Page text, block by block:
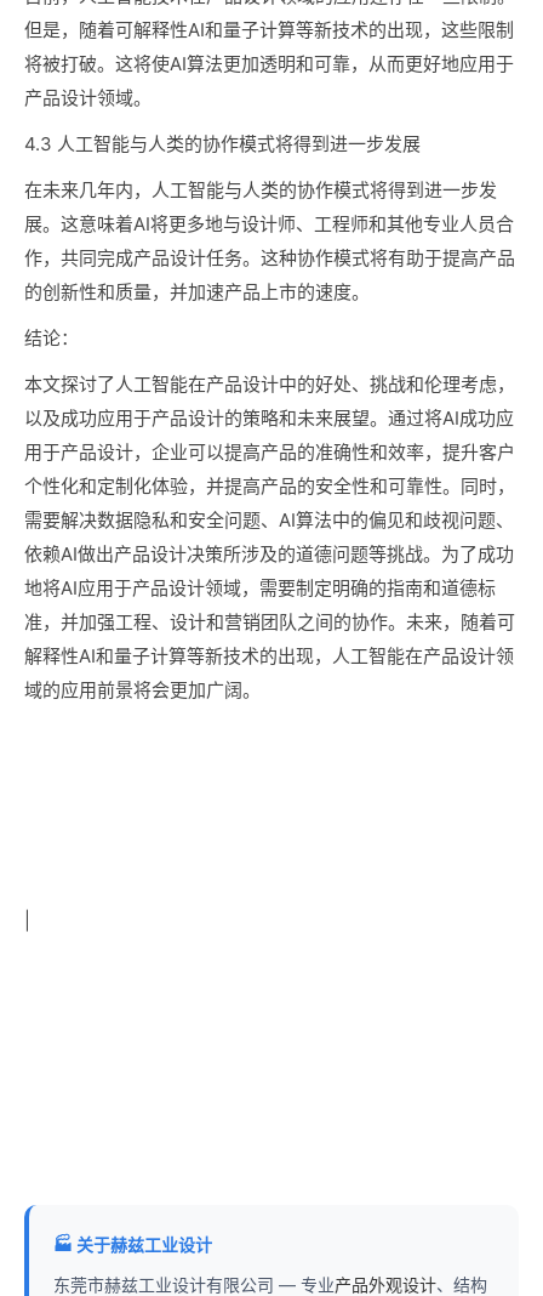
但是，随着可解释性AI和量子计算等新技术的出现，这些限制
将被打破。这将使AI算法更加透明和可靠，从而更好地应用于
产品设计领域。
4.3 人工智能与人类的协作模式将得到进一步发展
在未来几年内，人工智能与人类的协作模式将得到进一步发
展。这意味着AI将更多地与设计师、工程师和其他专业人员合
作，共同完成产品设计任务。这种协作模式将有助于提高产品
的创新性和质量，并加速产品上市的速度。
结论：
本文探讨了人工智能在产品设计中的好处、挑战和伦理考虑，
以及成功应用于产品设计的策略和未来展望。通过将AI成功应
用于产品设计，企业可以提高产品的准确性和效率，提升客户
个性化和定制化体验，并提高产品的安全性和可靠性。同时，
需要解决数据隐私和安全问题、AI算法中的偏见和歧视问题、
依赖AI做出产品设计决策所涉及的道德问题等挑战。为了成功
地将AI应用于产品设计领域，需要制定明确的指南和道德标
准，并加强工程、设计和营销团队之间的协作。未来，随着可
解释性AI和量子计算等新技术的出现，人工智能在产品设计领
域的应用前景将会更加广阔。
🏭 关于赫兹工业设计
东莞市赫兹工业设计有限公司 — 专业产品外观设计、结构